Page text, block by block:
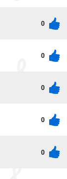
0
0
0
0
0